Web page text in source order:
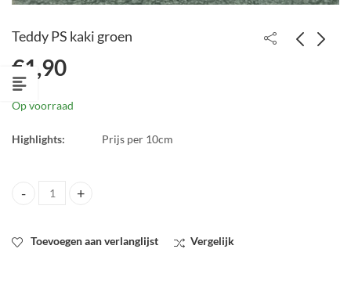
Teddy PS kaki groen
€1,90
Op voorraad
Highlights: Prijs per 10cm
Teddy PS kaki groen quantity
Toevoegen aan verlanglijst Vergelijk